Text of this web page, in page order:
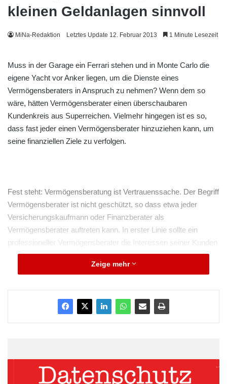
kleinen Geldanlagen sinnvoll
MiNa-Redaktion Letztes Update 12. Februar 2013 1 Minute Lesezeit
Muss in der Garage ein Ferrari stehen und in Monte Carlo die
eigene Yacht vor Anker liegen, um die Dienste eines
Vermögensberaters in Anspruch zu nehmen? Wenn dem so
wäre, hätten Vermögensberater einen überschaubaren
Kundenkreis aus Superreichen. Vielmehr hingegen ist es so,
dass fast jeder einen Vermögensberater hinzuziehen kann, um
seine finanziellen Ziele zu verfolgen.
Fest steht: Vermögensberatung ist Vertrauenssache. Der Begriff
Vermögensberater ist nicht geschützt, so dass etwa jeder
Versicherungskaufmann oder Finanzberater als
Vermögensberater auftreten kann. In erster Linie sollte ein
professioneller Vermögensberater die Interessen seiner Kunden
im Auge haben.
Zeige mehr